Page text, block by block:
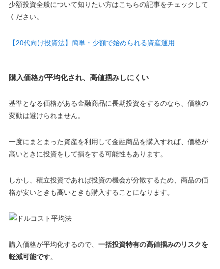
少額投資全般について知りたい方はこちらの記事をチェックして
ください。
【20代向け投資法】簡単・少額で始められる資産運用
購入価格が平均化され、高値掴みしにくい
基準となる価格がある金融商品に長期投資をするのなら、価格の
変動は避けられません。
一度にまとまった資産を利用して金融商品を購入すれば、価格が
高いときに投資をして損をする可能性もあります。
しかし、積立投資であれば投資の機会が分散するため、商品の価
格が安いときも高いときも購入することになります。
購入価格が平均化するので、 一括投資特有の高値掴みのリスクを
軽減可能です。